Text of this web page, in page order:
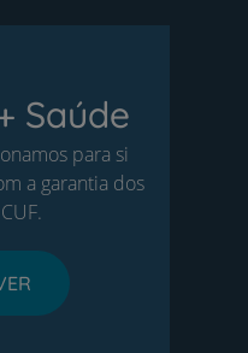
Saúde
para si
a garantia dos